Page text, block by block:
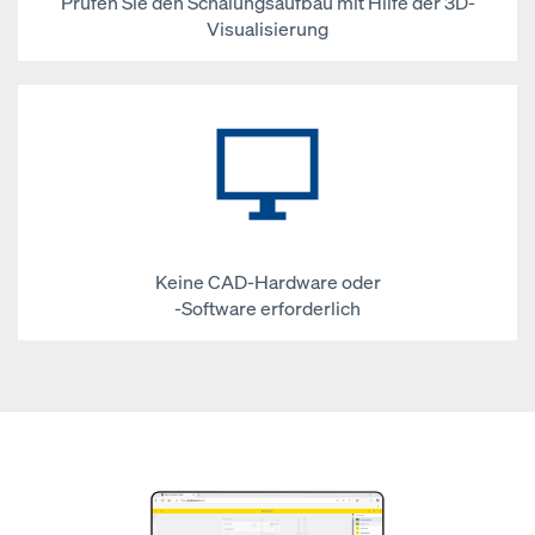
Visualisierung
Keine CAD-Hardware oder
-Software erforderlich